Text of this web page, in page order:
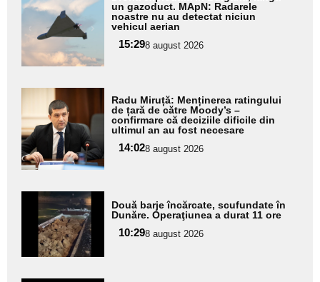
aici textul
pentru
subtitlu
un gazoduct. MApN: Radarele
noastre nu au detectat niciun
vehicul aerian
15:298 august 2026
Adaugă
aici textul
pentru
subtitlu
Radu Miruță: Menținerea ratingului
de țară de către Moody’s –
confirmare că deciziile dificile din
ultimul an au fost necesare
14:028 august 2026
Adaugă
aici textul
pentru
subtitlu
Două barje încărcate, scufundate în
Dunăre. Operaţiunea a durat 11 ore
10:298 august 2026